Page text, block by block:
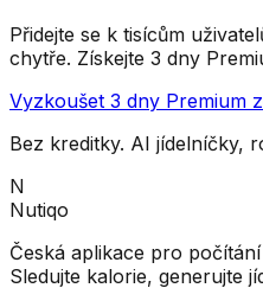
Přidejte se k tisícům
chytře. Získejte 3 dny
Vyzkoušet 3 dny Premium
Bez kreditky. AI jídelníčky,
N
Nutiqo
Česká aplikace pro
Sledujte kalorie, generujte